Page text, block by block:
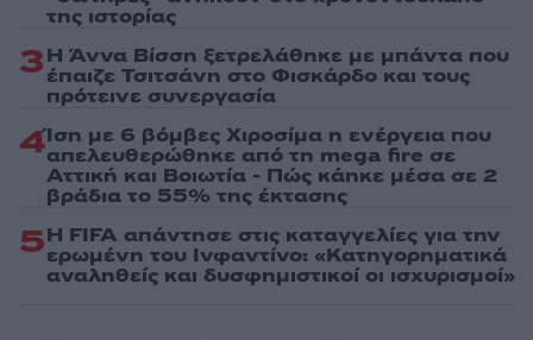
της ιστορίας
3Η Άννα Βίσση ξετρελάθηκε με μπάντα που
έπαιζε Τσιτσάνη στο Φισκάρδο και τους
πρότεινε συνεργασία
4Ίση με 6 βόμβες Χιροσίμα η ενέργεια που
απελευθερώθηκε από τη mega fire σε
Αττική και Βοιωτία - Πώς κάηκε μέσα σε 2
βράδια το 55% της έκτασης
5Η FIFA απάντησε στις καταγγελίες για την
ερωμένη του Ινφαντίνο: «Κατηγορηματικά
αναληθείς και δυσφημιστικοί οι ισχυρισμοί»